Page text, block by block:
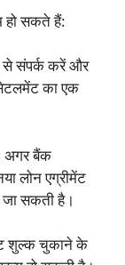
हो सकते हैं:
संपर्क करें और
का एक
अगर बैंक
लोन एग्रीमेंट
सकती है।
शुल्क चुकाने के